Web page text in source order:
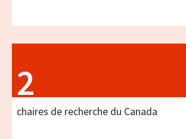
2
chaires de recherche du Canada